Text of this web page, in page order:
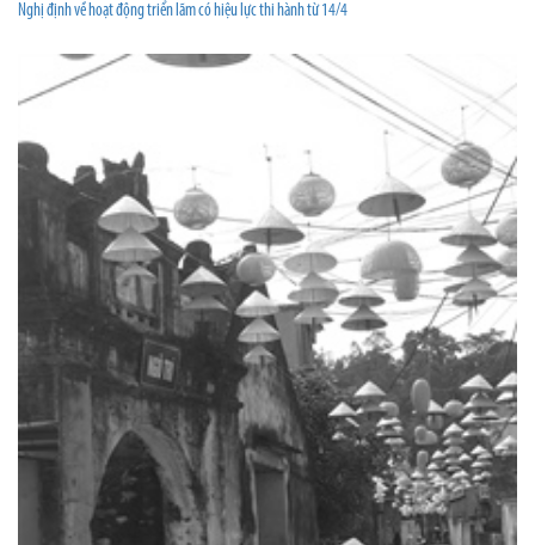
Nghị định về hoạt động triển lãm có hiệu lực thi hành từ 14/4